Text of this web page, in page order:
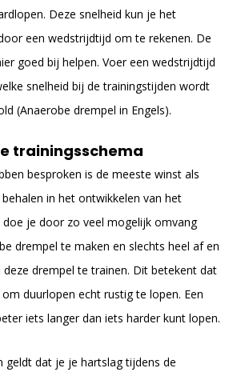
Deze snelheid kun je het
een wedstrijdtijd om te rekenen. De
goed bij helpen. Voer een wedstrijdtijd
snelheid bij de trainingstijden wordt
(Anaerobe drempel in Engels).
trainingsschema
besproken is de meeste winst als
in het ontwikkelen van het
je door zo veel mogelijk omvang
drempel te maken en slechts heel af en
drempel te trainen. Dit betekent dat
duurlopen echt rustig te lopen. Een
iets langer dan iets harder kunt lopen.
geldt dat je je hartslag tijdens de